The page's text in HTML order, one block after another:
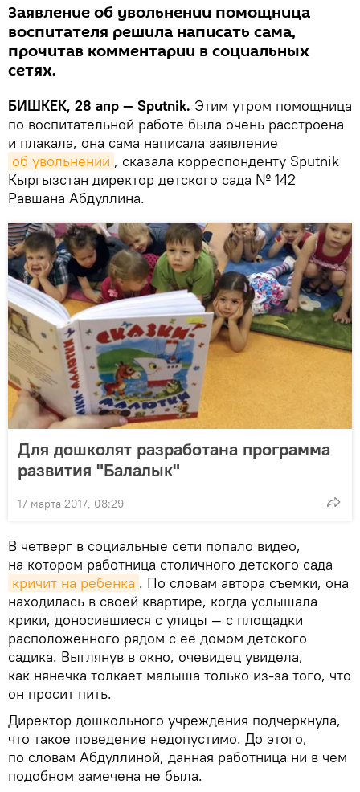
Заявление об увольнении помощница
воспитателя решила написать сама,
прочитав комментарии в социальных
сетях.
БИШКЕК, 28 апр — Sputnik. Этим утром помощница
по воспитательной работе была очень расстроена
и плакала, она сама написала заявление
об увольнении , сказала корреспонденту Sputnik
Кыргызстан директор детского сада № 142
Равшана Абдуллина.
Для дошколят разработана программа
развития "Балалык"
17 марта 2017, 08:29
В четверг в социальные сети попало видео,
на котором работница столичного детского сада
кричит на ребенка . По словам автора съемки, она
находилась в своей квартире, когда услышала
крики, доносившиеся с улицы — с площадки
расположенного рядом с ее домом детского
садика. Выглянув в окно, очевидец увидела,
как нянечка толкает малыша только из-за того, что
он просит пить.
Директор дошкольного учреждения подчеркнула,
что такое поведение недопустимо. До этого,
по словам Абдуллиной, данная работница ни в чем
подобном замечена не была.